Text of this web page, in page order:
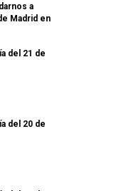
a
Madrid en
del 21 de
del 20 de